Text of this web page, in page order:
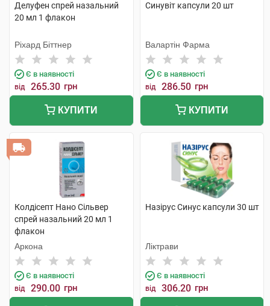
Делуфен спрей назальний
20 мл 1 флакон
Ріхард Біттнер
Є в наявності
від 265.30 грн
КУПИТИ
Синувіт капсули 20 шт
Валартін Фарма
Є в наявності
від 286.50 грн
КУПИТИ
Колдісепт Нано Сільвер
спрей назальний 20 мл 1
флакон
Аркона
Є в наявності
від 290.00 грн
Назірус Синус капсули 30 шт
Ліктрави
Є в наявності
від 306.20 грн